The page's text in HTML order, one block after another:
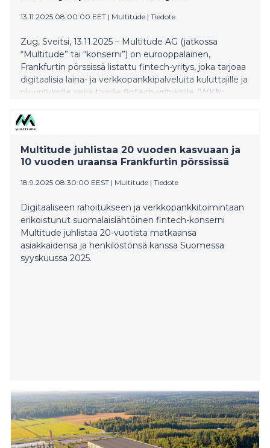
13.11.2025 08:00:00 EET | Multitude | Tiedote
Zug, Sveitsi, 13.11.2025 – Multitude AG (jatkossa
“Multitude” tai “konserni”) on eurooppalainen,
Frankfurtin pörssissä listattu fintech-yritys, joka tarjoaa
digitaalisia laina- ja verkkopankkipalveluita kuluttajille ja
pk-yrityksille sekä toisille fintech-yrityksille (WKN:
9M/2025 lukunsa, jotka kertovat jatkuvasta hyvästä
kehityksestä kaikissa liiketoimintayksiköissä eli
yrityspankkitoiminnassa (CapitalBox) ja
tukkupankkitoiminnassa (Multitude Bank).
Multitude juhlistaa 20 vuoden kasvuaan ja
10 vuoden uraansa Frankfurtin pörssissä
18.9.2025 08:30:00 EEST | Multitude | Tiedote
Digitaaliseen rahoitukseen ja verkkopankkitoimintaan
erikoistunut suomalaislähtöinen fintech-konserni
Multitude juhlistaa 20-vuotista matkaansa
asiakkaidensa ja henkilöstönsä kanssa Suomessa
syyskuussa 2025.